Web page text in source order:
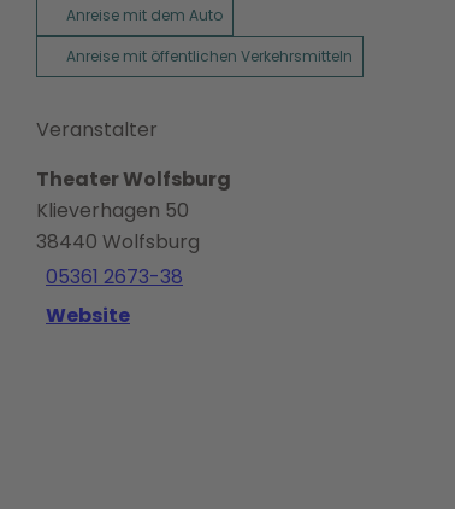
Anreise mit dem Auto
Anreise mit öffentlichen Verkehrsmitteln
Veranstalter
Theater Wolfsburg
Klieverhagen 50
38440 Wolfsburg
05361 2673-38
Website